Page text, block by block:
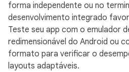
forma independente ou no
desenvolvimento integrado
Teste seu app com o emulador
redimensionável do Android ou
formato para verificar o
layouts adaptáveis.